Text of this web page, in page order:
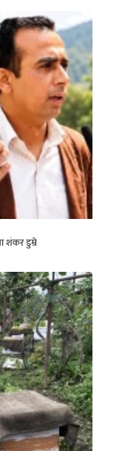
शंकर डुम्रे